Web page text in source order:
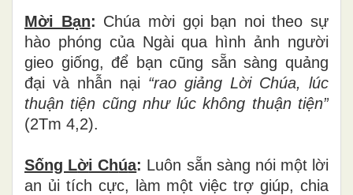
Mời Bạn: Chúa mời gọi bạn noi theo sự
hào phóng của Ngài qua hình ảnh người
gieo giống, để bạn cũng sẵn sàng quảng
đại và nhẫn nại “rao giảng Lời Chúa, lúc
thuận tiện cũng nhưlúc không thuận tiện”
(2Tm 4,2).
Sống Lời Chúa: Luôn sẵn sàng nói một lời
an ủi tích cực, làm một việc trợ giúp, chia